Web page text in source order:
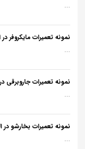
...
نمونه تعمیرات مایکروفر در
...
نمونه تعمیرات جاروبرقی
...
نمونه تعمیرات بخارشو در
...